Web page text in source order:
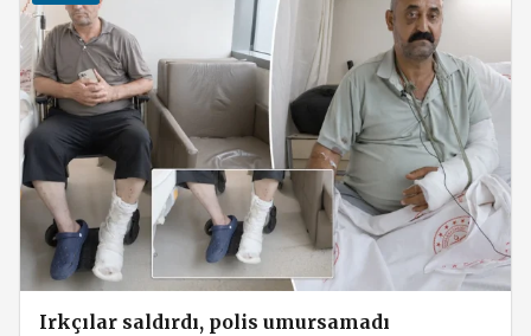
Irkçılar saldırdı, polis umursamadı